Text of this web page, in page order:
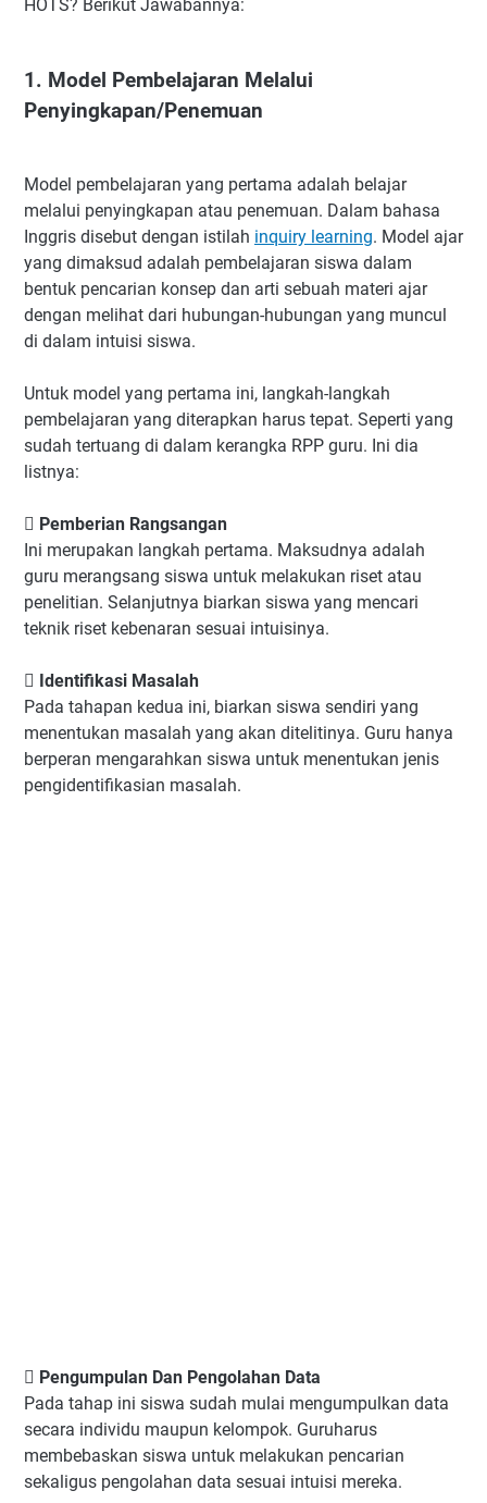
HOTS? Berikut Jawabannya:
1. Model Pembelajaran Melalui
Penyingkapan/Penemuan
Model pembelajaran yang pertama adalah belajar
melalui penyingkapan atau penemuan. Dalam bahasa
Inggris disebut dengan istilah inquiry learning. Model ajar
yang dimaksud adalah pembelajaran siswa dalam
bentuk pencarian konsep dan arti sebuah materi ajar
dengan melihat dari hubungan-hubungan yang muncul
di dalam intuisi siswa.
Untuk model yang pertama ini, langkah-langkah
pembelajaran yang diterapkan harus tepat. Seperti yang
sudah tertuang di dalam kerangka RPP guru. Ini dia
listnya:
 Pemberian Rangsangan
Ini merupakan langkah pertama. Maksudnya adalah
guru merangsang siswa untuk melakukan riset atau
penelitian. Selanjutnya biarkan siswa yang mencari
teknik riset kebenaran sesuai intuisinya.
 Identifikasi Masalah
Pada tahapan kedua ini, biarkan siswa sendiri yang
menentukan masalah yang akan ditelitinya. Guru hanya
berperan mengarahkan siswa untuk menentukan jenis
pengidentifikasian masalah.
 Pengumpulan Dan Pengolahan Data
Pada tahap ini siswa sudah mulai mengumpulkan data
secara individu maupun kelompok. Guruharus
membebaskan siswa untuk melakukan pencarian
sekaligus pengolahan data sesuai intuisi mereka.